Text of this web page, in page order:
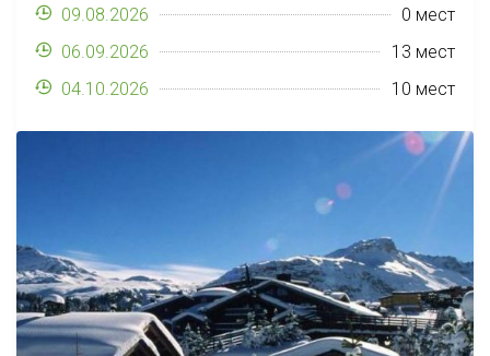
'золотой...
09.08.2026
0 мест
06.09.2026
13 мест
04.10.2026
10 мест